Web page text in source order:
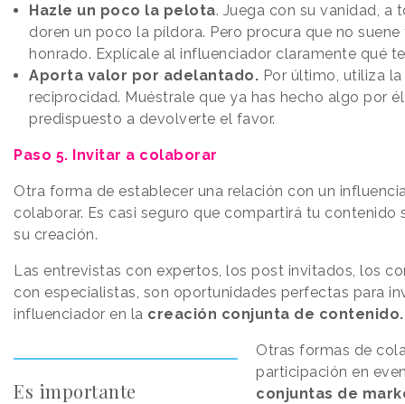
Hazle un poco la pelota. Juega con su vanidad, a
doren un poco la píldora. Pero procura que no
honrado. Explícale al influenciador claramente qué
Aporta valor por adelantado. Por último, utiliza
reciprocidad. Muéstrale que ya has hecho algo por
predispuesto a devolverte el favor.
Paso 5. Invitar a colaborar
Otra forma de establecer una relación con un
colaborar. Es casi seguro que compartirá tu contenido
su creación.
Las entrevistas con expertos, los post invitados, los
con especialistas, son oportunidades perfectas para
influenciador en la creación conjunta de contenido.
Es importante
Otras formas de
participación en
conjuntas de